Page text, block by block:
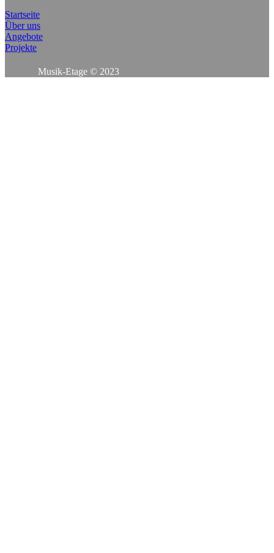
Startseite
Über uns
Angebote
Projekte
Musik-Etage © 2023